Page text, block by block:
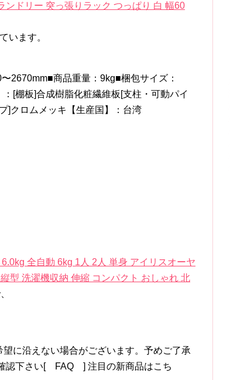
ドリー 突っ張りラック つっぱり 白 幅60
います。
2670mm■商品重量：9kg■梱包サイズ：
[棚板]合成樹脂化粧繊維板[支柱・可動パイ
]クロムメッキ【生産国】：台湾
全自動 6kg 1人 2人 単身 アイリスオーヤ
型 洗濯機収納 伸縮 コンパクト おしゃれ 北
に沿えない場合がございます。予めご了承
認下さい[ FAQ ] 注目の新商品はこち